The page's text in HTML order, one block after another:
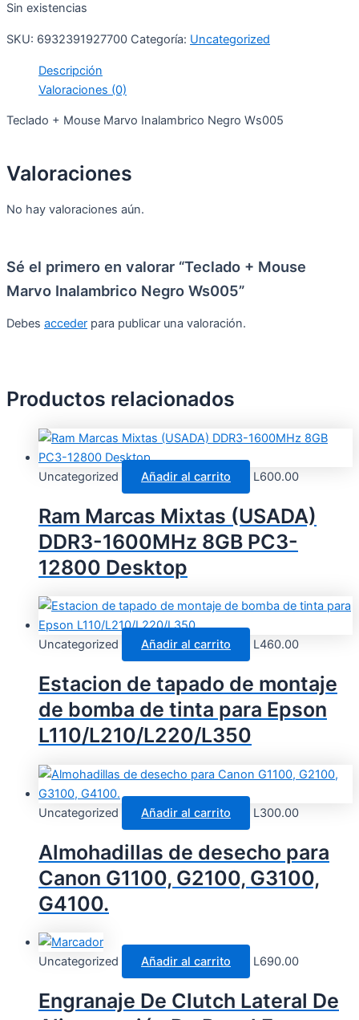
Sin existencias
SKU: 6932391927700 Categoría: Uncategorized
Descripción
Valoraciones (0)
Teclado + Mouse Marvo Inalambrico Negro Ws005
Valoraciones
No hay valoraciones aún.
Sé el primero en valorar “Teclado + Mouse
Marvo Inalambrico Negro Ws005”
Debes acceder para publicar una valoración.
Productos relacionados
Uncategorized Añadir al carrito L600.00
Ram Marcas Mixtas (USADA)
DDR3-1600MHz 8GB PC3-
12800 Desktop
Uncategorized Añadir al carrito L460.00
Estacion de tapado de montaje
de bomba de tinta para Epson
L110/L210/L220/L350
Uncategorized Añadir al carrito L300.00
Almohadillas de desecho para
Canon G1100, G2100, G3100,
G4100.
Uncategorized Añadir al carrito L690.00
Engranaje De Clutch Lateral De